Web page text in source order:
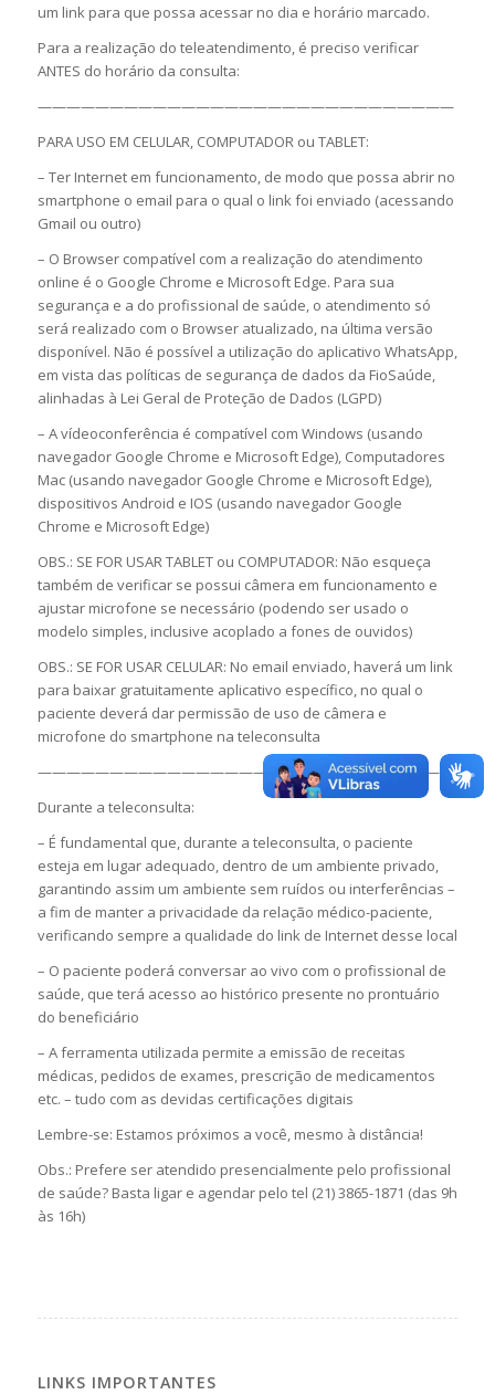
um link para que possa acessar no dia e horário marcado.
Para a realização do teleatendimento, é preciso verificar
ANTES do horário da consulta:
—————————————————————————————
PARA USO EM CELULAR, COMPUTADOR ou TABLET:
– Ter Internet em funcionamento, de modo que possa abrir no
smartphone o email para o qual o link foi enviado (acessando
Gmail ou outro)
– O Browser compatível com a realização do atendimento
online é o Google Chrome e Microsoft Edge. Para sua
segurança e a do profissional de saúde, o atendimento só
será realizado com o Browser atualizado, na última versão
disponível. Não é possível a utilização do aplicativo WhatsApp,
em vista das políticas de segurança de dados da FioSaúde,
alinhadas à Lei Geral de Proteção de Dados (LGPD)
– A vídeoconferência é compatível com Windows (usando
navegador Google Chrome e Microsoft Edge), Computadores
Mac (usando navegador Google Chrome e Microsoft Edge),
dispositivos Android e IOS (usando navegador Google
Chrome e Microsoft Edge)
OBS.: SE FOR USAR TABLET ou COMPUTADOR: Não esqueça
também de verificar se possui câmera em funcionamento e
ajustar microfone se necessário (podendo ser usado o
modelo simples, inclusive acoplado a fones de ouvidos)
OBS.: SE FOR USAR CELULAR: No email enviado, haverá um link
para baixar gratuitamente aplicativo específico, no qual o
paciente deverá dar permissão de uso de câmera e
microfone do smartphone na teleconsulta
—————————————————————————————
Durante a teleconsulta:
– É fundamental que, durante a teleconsulta, o paciente
esteja em lugar adequado, dentro de um ambiente privado,
garantindo assim um ambiente sem ruídos ou interferências –
a fim de manter a privacidade da relação médico-paciente,
verificando sempre a qualidade do link de Internet desse local
– O paciente poderá conversar ao vivo com o profissional de
saúde, que terá acesso ao histórico presente no prontuário
do beneficiário
– A ferramenta utilizada permite a emissão de receitas
médicas, pedidos de exames, prescrição de medicamentos
etc. – tudo com as devidas certificações digitais
Lembre-se: Estamos próximos a você, mesmo à distância!
Obs.: Prefere ser atendido presencialmente pelo profissional
de saúde? Basta ligar e agendar pelo tel (21) 3865-1871 (das 9h
às 16h)
LINKS IMPORTANTES